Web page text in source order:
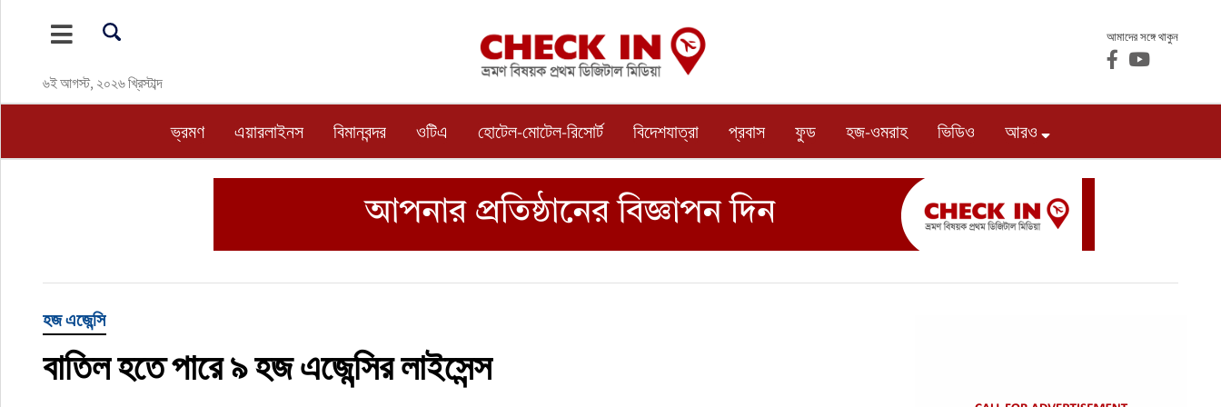
৬ই আগস্ট, ২০২৬ খ্রিস্টাব্দ
আমাদের সঙ্গে থাকুন
এয়ারলাইনস
বিমানবন্দর
বিদেশযাত্রা
প্রবাস
ভ্রমণ এয়ারলাইনস বিমানবন্দর ওটিএ হোটেল-মোটেল-রিসোর্ট বিদেশযাত্রা প্রবাস ফুড হজ-ওমরাহ ভিডিও আরও
হজ এজেন্সি
বাতিল হতে পারে ৯ হজ এজেন্সির লাইসেন্স